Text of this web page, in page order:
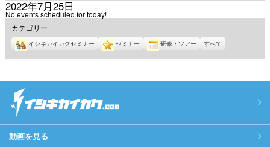
2022年7月25日
No events scheduled for today!
カテゴリー
イシキカイカクセミナー セミナー 研修・ツアー すべて
動画を見る